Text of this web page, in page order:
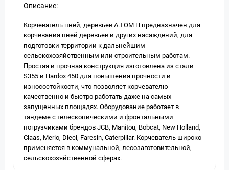
Описание:
Корчеватель пней, деревьев А.ТОМ H предназначен для
корчевания пней деревьев и других насаждений, для
подготовки территории к дальнейшим
сельскохозяйственным или строительным работам.
Простая и прочная конструкция изготовлена из стали
S355 и Hardox 450 для повышения прочности и
износостойкости, что позволяет корчевателю
качественно и быстро работать даже на самых
запущенных площадях. Оборудование работает в
тандеме с телескопическими и фронтальными
погрузчиками брендов JCB, Manitou, Bobсat, New Holland,
Claas, Merlo, Dieci, Faresin, Caterpillar. Корчеватель широко
применяется в коммунальной, лесозаготовительной,
сельскохозяйственной сферах.